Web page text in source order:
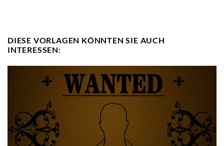
DIESE VORLAGEN KÖNNTEN SIE AUCH
INTERESSEN: